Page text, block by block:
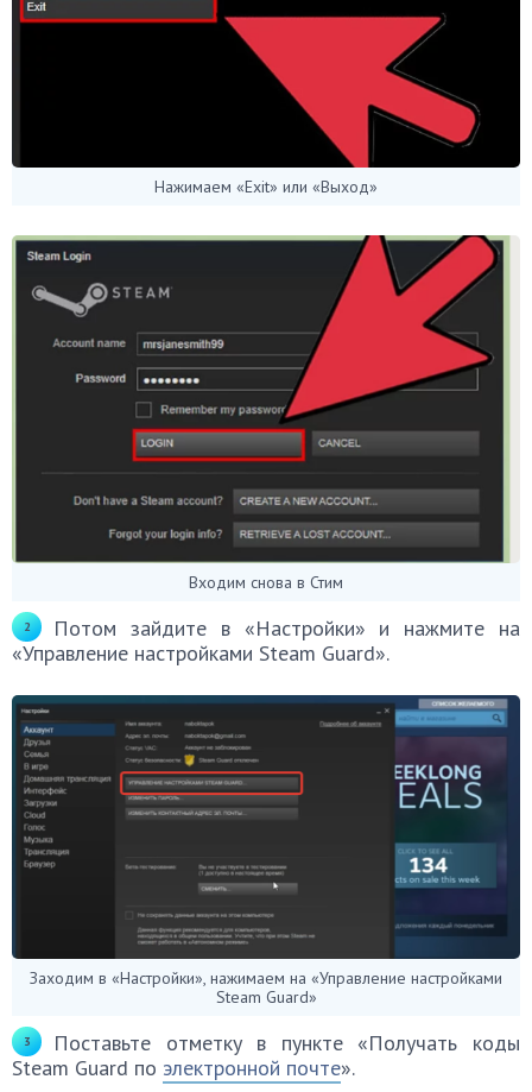
Нажимаем «Exit» или «Выход»
Входим снова в Стим
Потом зайдите в «Настройки» и нажмите на
«Управление настройками Steam Guard».
Заходим в «Настройки», нажимаем на «Управление настройками
Steam Guard»
Поставьте отметку в пункте «Получать коды
Steam Guard по электронной почте».